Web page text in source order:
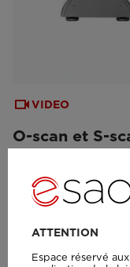
VIDEO
O-scan et S-
Orthopedics
ATTENTION
Espace réservé